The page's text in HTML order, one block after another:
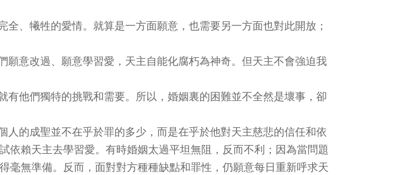
、犧牲的愛情。就算是一方面願意，也需要另一方面也對此開放；
意改過、願意學習愛，天主自能化腐朽為神奇。但天主不會強迫我
他們獨特的挑戰和需要。所以，婚姻裏的困難並不全然是壞事，卻
的成聖並不在乎於罪的多少，而是在乎於他對天主慈悲的信任和依
賴天主去學習愛。有時婚姻太過平坦無阻，反而不利；因為當問題
無準備。反而，面對對方種種缺點和罪性，仍願意每日重新呼求天